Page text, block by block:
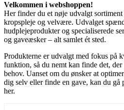
Velkommen i webshoppen!
Her finder du et nøje udvalgt
kropspleje og velvære. Udvalget
hudplejeprodukter og specialiserede
og gaveæsker – alt samlet ét sted.
Produkterne er udvalgt med fokus på
funktion, så du nemt kan finde det,
behov. Uanset om du ønsker at
dig selv eller finde en gave, kan du gå
her.